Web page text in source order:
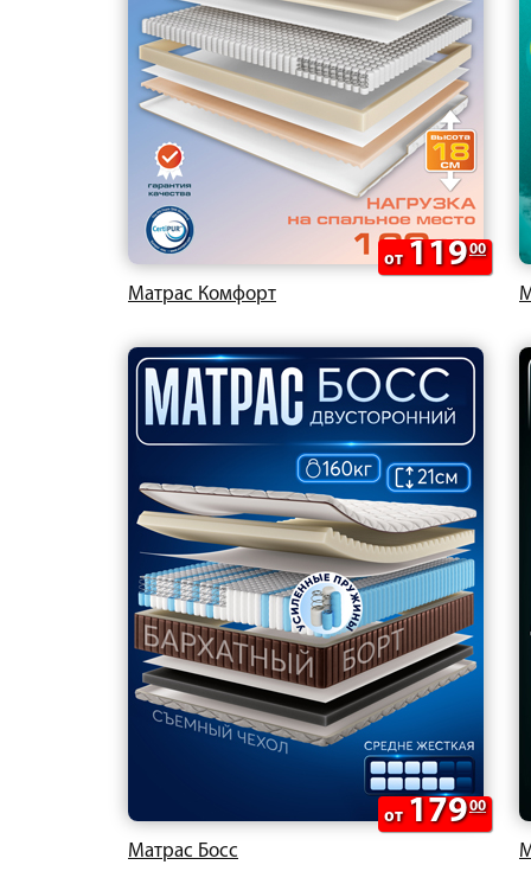
Матрас Комфорт
от 11900
Матрас Босс
от 17900